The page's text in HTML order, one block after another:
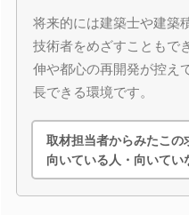
将来的には建築士や建築
技術者をめざすこともで
伸や都心の再開発が控え
長できる環境です。
取材担当者からみたこの
向いている人・向いてい